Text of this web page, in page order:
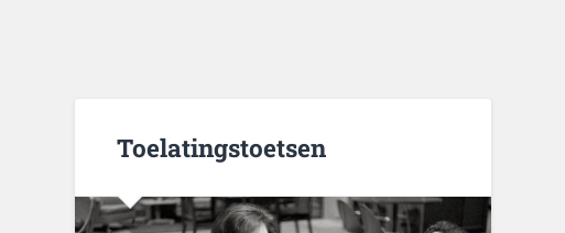
Toelatingstoetsen